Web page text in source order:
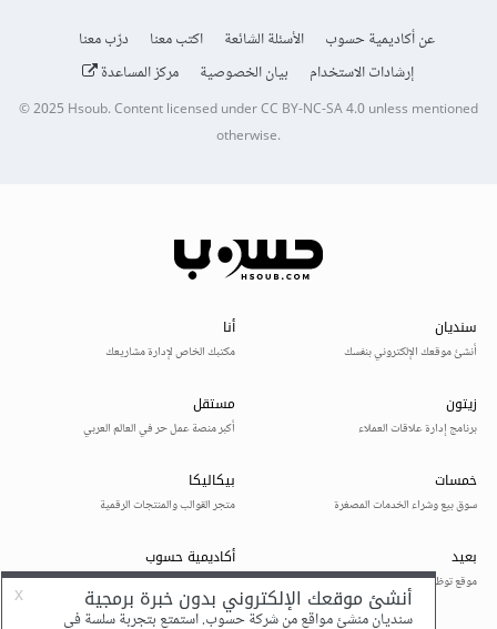
عن أكاديمية حسوب الأسئلة الشائعة اكتب معنا
درّب معنا
إرشادات الاستخدام
بيان الخصوصية مركز المساعدة
© 2025Hsoub.Content licensed underCC BY-NC-SA 4.0unless mentioned
otherwise.